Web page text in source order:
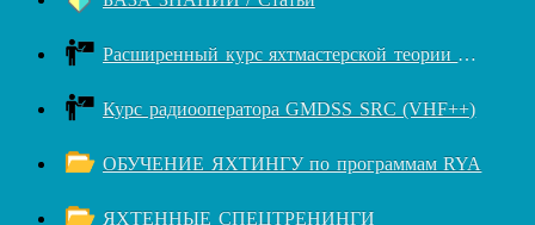
Расширенный курс яхтмастерской теории RYA++
Курс радиооператора GMDSS SRC (VHF++)
ОБУЧЕНИЕ ЯХТИНГУ по программам RYA
ЯХТЕННЫЕ СПЕЦТРЕНИНГИ